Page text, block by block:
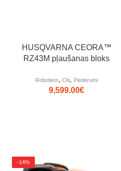
HUSQVARNA CEORA™
RZ43M pļaušanas bloks
Robotiem, Citi, Piederumi
9,599.00€
-14%